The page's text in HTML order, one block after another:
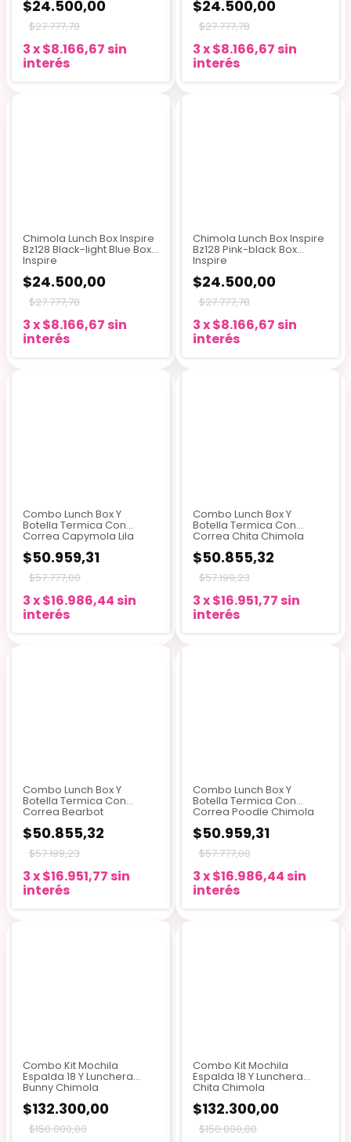
$24.500,00
$27.777,78
3x$8.166,67 sin
interés
$24.500,00
$27.777,78
3x$8.166,67 sin
interés
Chimola Lunch Box Inspire
Bz128 Black-light Blue Box
Inspire
$24.500,00
$27.777,78
3x$8.166,67 sin
interés
Chimola Lunch Box Inspire
Bz128 Pink-black Box
Inspire
$24.500,00
$27.777,78
3x$8.166,67 sin
interés
Combo Lunch Box Y
Botella Termica Con
Correa Capymola Lila
$50.959,31
$57.777,00
3x$16.986,44 sin
interés
Combo Lunch Box Y
Botella Termica Con
Correa Chita Chimola
$50.855,32
$57.199,23
3x$16.951,77 sin
interés
Combo Lunch Box Y
Botella Termica Con
Correa Bearbot
$50.855,32
$57.199,23
3x$16.951,77 sin
interés
Combo Lunch Box Y
Botella Termica Con
Correa Poodle Chimola
$50.959,31
$57.777,00
3x$16.986,44 sin
interés
Combo Kit Mochila
Espalda 18 Y Lunchera
Bunny Chimola
$132.300,00
$150.000,00
Combo Kit Mochila
Espalda 18 Y Lunchera
Chita Chimola
$132.300,00
$150.000,00